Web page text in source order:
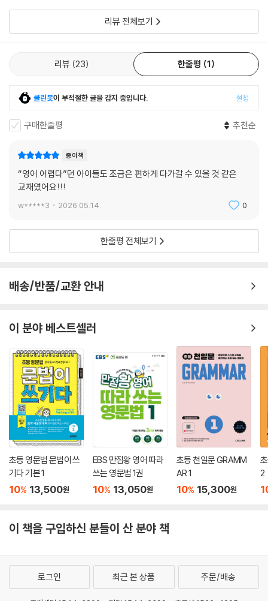
도 부담 없이 접근할 수 있었던 읽어영! 초
리뷰 전체보기
리뷰 23 한줄평 1
클린봇이 부적절한 글을 감지 중입니다. 설정
구매한줄평 추천순
종이책
“영어 어렵다”던 아이들도 조금은 편하게 다가갈 수 있을 것 같은
교재였어요!!!
w*****3 2026.05.14. 0
한줄평 전체보기
배송/반품/교환 안내
이 분야 베스트셀러
초등 영문법 문법이 쓰
기다 기본 1
10% 13,500원
EBS 만점왕 영어 따라
쓰는 영문법 1권
10% 13,050원
초등 천일문 GRAMM
AR 1
10% 15,300원
2
이 책을 구입하신 분들이 산 분야 책
로그인 최근 본 상품 주문/배송